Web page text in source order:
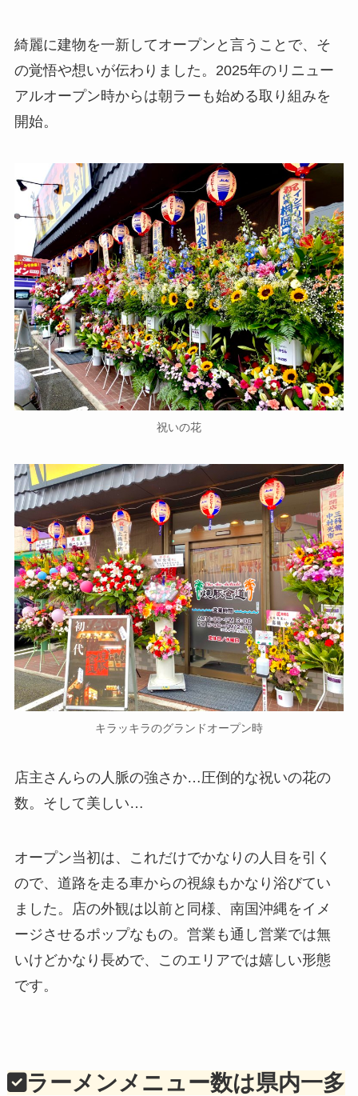
綺麗に建物を一新してオープンと言うことで、そ
の覚悟や想いが伝わりました。2025年のリニュー
アルオープン時からは朝ラーも始める取り組みを
開始。
祝いの花
キラッキラのグランドオープン時
店主さんらの人脈の強さか…圧倒的な祝いの花の
数。そして美しい…
オープン当初は、これだけでかなりの人目を引く
ので、道路を走る車からの視線もかなり浴びてい
ました。店の外観は以前と同様、南国沖縄をイメ
ージさせるポップなもの。営業も通し営業では無
いけどかなり長めで、このエリアでは嬉しい形態
です。
ラーメンメニュー数は県内一多